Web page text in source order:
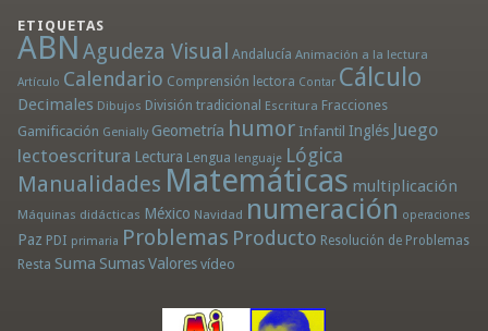
ETIQUETAS
ABN Agudeza Visual Andalucía Animación a la lectura
Artículo Calendario Comprensión lectora Contar Cálculo
Decimales Dibujos División tradicional Escritura Fracciones
Gamificación Genially Geometría humor Infantil Inglés Juego
lectoescritura Lectura Lengua lenguaje Lógica
Manualidades Matemáticas multiplicación
Máquinas didácticas México Navidad numeración operaciones
Paz PDI primaria Problemas Producto Resolución de Problemas
Resta Suma Sumas Valores vídeo